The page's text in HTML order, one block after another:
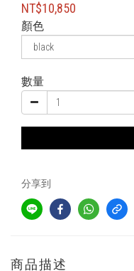
NT$10,850
顏色
數量
分享到
商品描述